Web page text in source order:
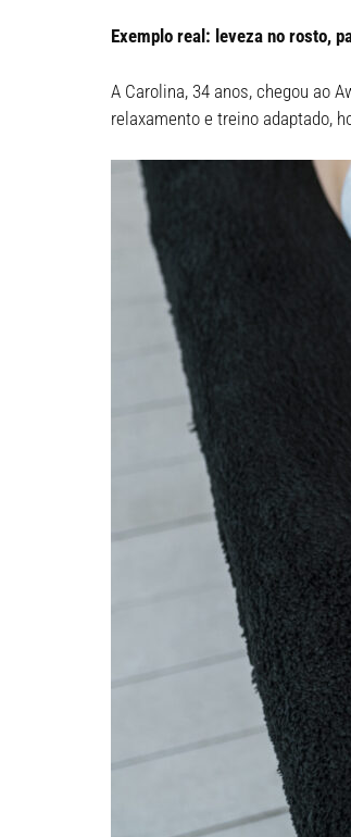
Exemplo real: leveza no rosto,
A Carolina, 34 anos, chegou ao
relaxamento e treino adaptado,